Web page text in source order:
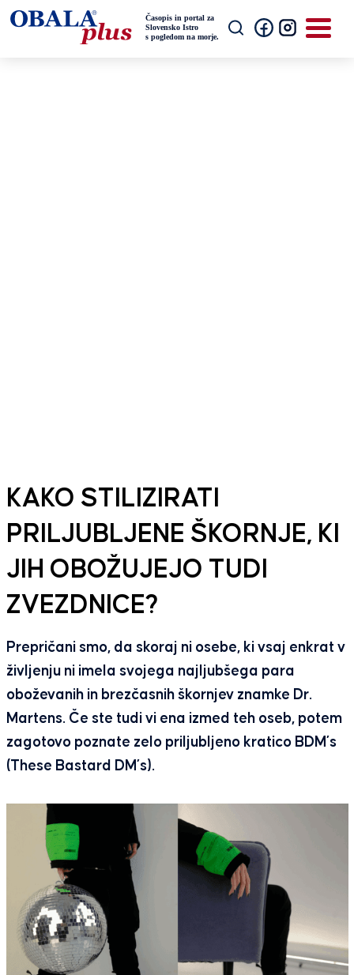
KAKO STILIZIRATI
PRILJUBLJENE ŠKORNJE, KI
JIH OBOŽUJEJO TUDI
ZVEZDNICE?
Prepričani smo, da skoraj ni osebe, ki vsaj enkrat v
življenju ni imela svojega najljubšega para
oboževanih in brezčasnih škornjev znamke Dr.
Martens. Če ste tudi vi ena izmed teh oseb, potem
zagotovo poznate zelo priljubljeno kratico BDM’s
(These Bastard DM’s).